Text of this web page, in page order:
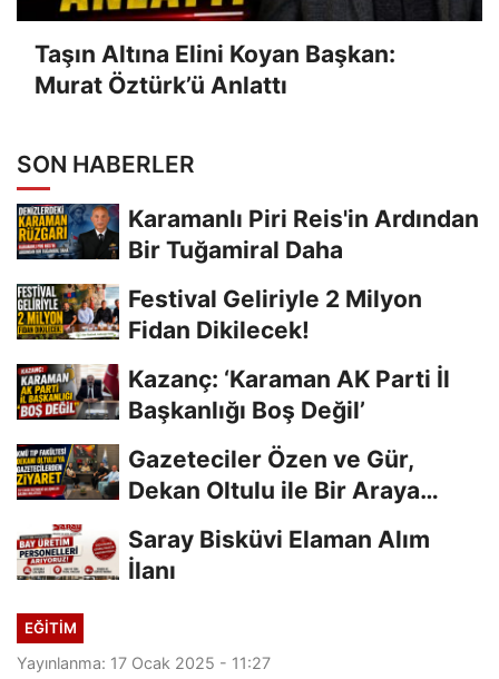
Taşın Altına Elini Koyan Başkan:
Murat Öztürk’ü Anlattı
SON HABERLER
Karamanlı Piri Reis'in Ardından
Bir Tuğamiral Daha
Festival Geliriyle 2 Milyon
Fidan Dikilecek!
Kazanç: ‘Karaman AK Parti İl
Başkanlığı Boş Değil’
Gazeteciler Özen ve Gür,
Dekan Oltulu ile Bir Araya
Saray Bisküvi Elaman Alım
İlanı
EĞITIM
Yayınlanma: 17 Ocak 2025 - 11:27